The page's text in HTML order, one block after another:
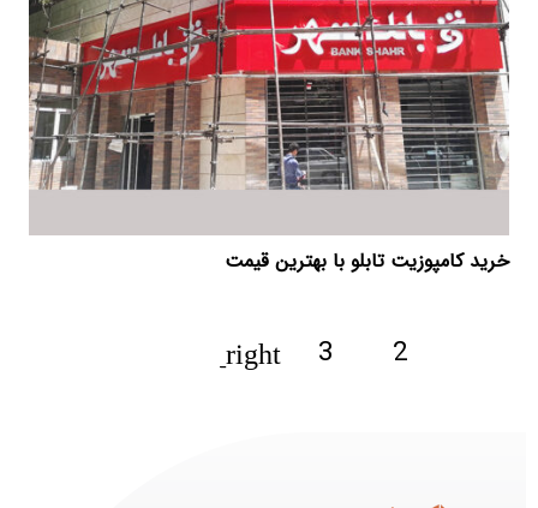
خرید کامپوزیت تابلو با بهترین قیمت
2
3